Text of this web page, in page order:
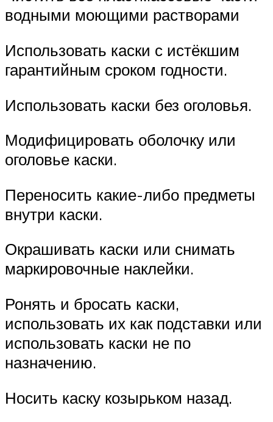
водными моющими растворами
Использовать каски с истёкшим
гарантийным сроком годности.
Использовать каски без оголовья.
Модифицировать оболочку или
оголовье каски.
Переносить какие-либо предметы
внутри каски.
Окрашивать каски или снимать
маркировочные наклейки.
Ронять и бросать каски,
использовать их как подставки или
использовать каски не по
назначению.
Носить каску козырьком назад.